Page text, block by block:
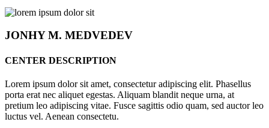
JONHYM. MEDVEDEV
CENTER DESCRIPTION
Lorem ipsum dolor sit amet, consectetur adipiscing elit. Phasellus
porta erat nec aliquet egestas. Aliquam blandit neque urna, at
pretium leo adipiscing vitae. Fusce sagittis odio quam, sed auctor leo
luctus vel. Aenean consectetu.